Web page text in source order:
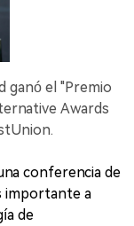
ganó el "Premio
Awards
conferencia de
importante a
de